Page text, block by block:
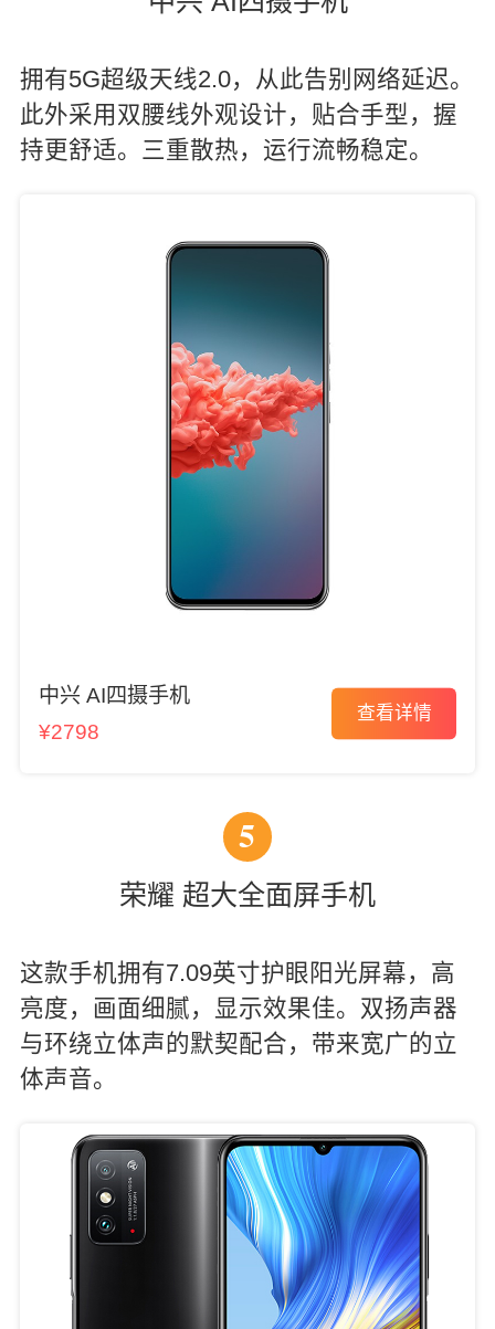
拥有5G超级天线2.0，从此告别网络延迟。
此外采用双腰线外观设计，贴合手型，握
持更舒适。三重散热，运行流畅稳定。
中兴 AI四摄手机
¥2798
查看详情
5
荣耀 超大全面屏手机
这款手机拥有7.09英寸护眼阳光屏幕，高
亮度，画面细腻，显示效果佳。双扬声器
与环绕立体声的默契配合，带来宽广的立
体声音。